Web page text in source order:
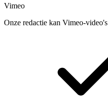
Vimeo
Onze redactie kan Vimeo-